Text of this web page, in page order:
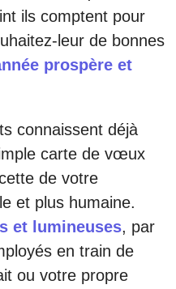
ils comptent pour
leur de bonnes
prospère et
connaissent déjà
carte de vœux
de votre
et plus humaine.
et lumineuses, par
en train de
ou votre propre